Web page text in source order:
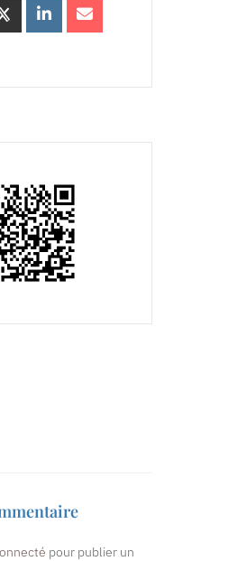
pour publier un